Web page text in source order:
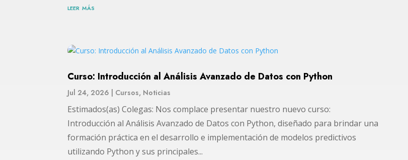
leer más
Curso: Introducción al Análisis Avanzado de Datos con Python
Jul 24, 2026 Cursos, Noticias
Estimados(as) Colegas: Nos complace presentar nuestro nuevo curso:
Introducción al Análisis Avanzado de Datos con Python, diseñado para brindar una
formación práctica en el desarrollo e implementación de modelos predictivos
utilizando Python y sus principales...